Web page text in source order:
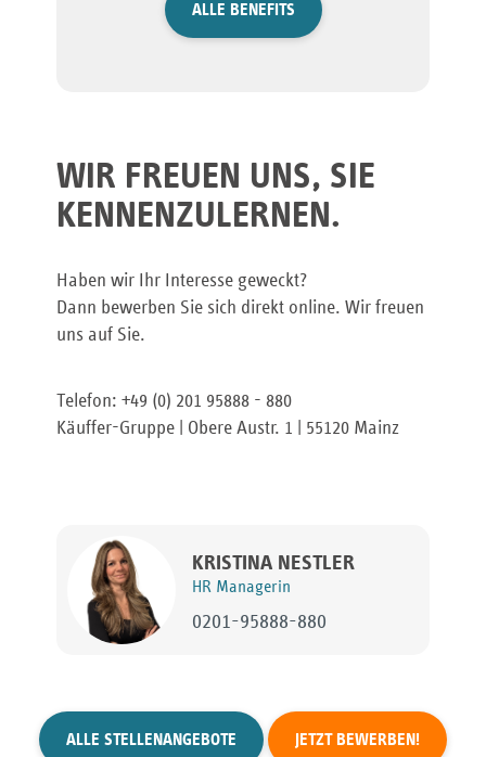
ALLE BENEFITS
WIR FREUEN UNS, SIE
KENNENZULERNEN.
Haben wir Ihr Interesse geweckt?
Dann bewerben Sie sich direkt online. Wir freuen
uns auf Sie.
Telefon: +49 (0) 201 95888 - 880
Käuffer-Gruppe | Obere Austr. 1 | 55120 Mainz
KRISTINA NESTLER
HR Managerin
0201-95888-880
ALLE STELLENANGEBOTE JETZT BEWERBEN!